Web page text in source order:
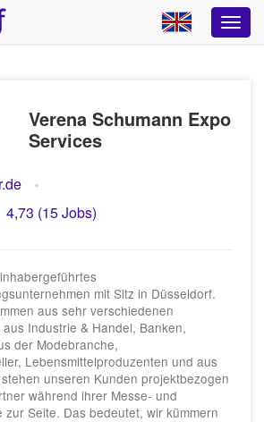
Verena Schumann Expo
Services
4,73 (15 Jobs)
mit Sitz in Düsseldorf.
aus sehr verschiedenen
Industrie & Handel, Banken,
der Modebranche,
Lebensmittelproduzenten und aus
unseren Kunden projektbezogen
während ihrer Messe- und
zur Seite. Das bedeutet, wir kümmern